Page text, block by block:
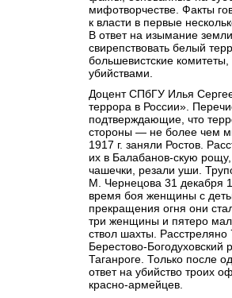
мифотворчестве. Факты
к власти в первые
В ответ на изымание
свирепствовать белый
большевистские
убийствами.
Доцент СПбГУ Илья
террора в России».
подтверждающие, что
стороны — не более чем
1917 г. заняли Ростов.
их в Балабанов-скую
чашечки, резали уши.
М. Чернецова 31 декабря
время боя женщины с
прекращения огня они
три женщины и пятеро
ствол шахты.
Берестово-
Таганроге. Только после
ответ на убийство троих
красно-армейцев.